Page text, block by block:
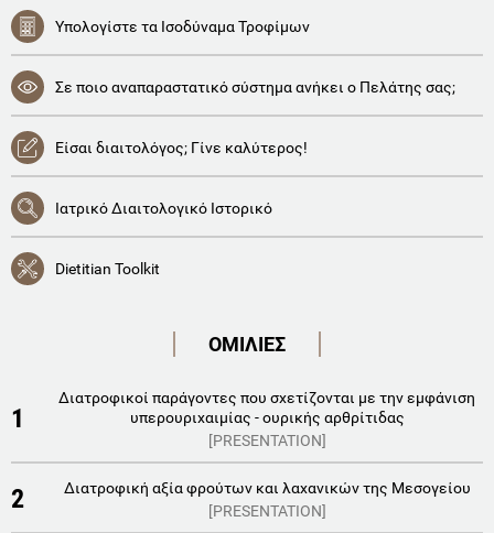
Υπολογίστε τα Ισοδύναμα Τροφίμων
Σε ποιο αναπαραστατικό σύστημα ανήκει ο Πελάτης σας;
Είσαι διαιτολόγος; Γίνε καλύτερος!
Ιατρικό Διαιτολογικό Ιστορικό
Dietitian Toolkit
ΟΜΙΛΙΕΣ
1
Διατροφικοί παράγοντες που σχετίζονται με την εμφάνιση
υπερουριχαιμίας - ουρικής αρθρίτιδας
[PRESENTATION]
2
Διατροφική αξία φρούτων και λαχανικών της Μεσογείου
[PRESENTATION]